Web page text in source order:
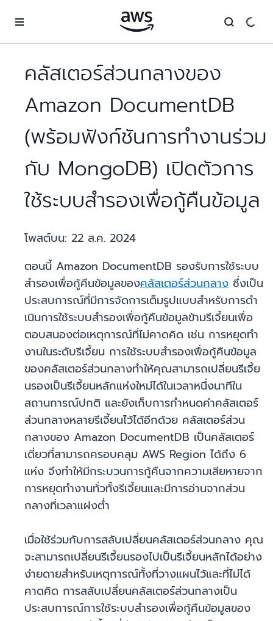
คลัสเตอร์ส่วนกลางของ
Amazon DocumentDB
(พร้อมฟังก์ชันการทำงานร่วม
กับ MongoDB) เปิดตัวการ
ใช้ระบบสำรองเพื่อกู้คืนข้อมูล
โพสต์บน: 22 ส.ค. 2024
ตอนนี้ Amazon DocumentDB รองรับการใช้ระบบ
สำรองเพื่อกู้คืนข้อมูลของคลัสเตอร์ส่วนกลาง ซึ่งเป็น
ประสบการณ์ที่มีการจัดการเต็มรูปแบบสําหรับการดํา
เนินการใช้ระบบสำรองเพื่อกู้คืนข้อมูลข้ามรีเจี้ยนเพื่อ
ตอบสนองต่อเหตุการณ์ที่ไม่คาดคิด เช่น การหยุดทํา
งานในระดับรีเจี้ยน การใช้ระบบสำรองเพื่อกู้คืนข้อมูล
ของคลัสเตอร์ส่วนกลางทำให้คุณสามารถเปลี่ยนรีเจี้ย
นรองเป็นรีเจี้ยนหลักแห่งใหม่ได้ในเวลาหนึ่งนาทีใน
สถานการณ์ปกติ และยังเก็บการกำหนดค่าคลัสเตอร์
ส่วนกลางหลายรีเจี้ยนไว้ได้อีกด้วย คลัสเตอร์ส่วน
กลางของ Amazon DocumentDB เป็นคลัสเตอร์
เดี่ยวที่สามารถครอบคลุม AWS Region ได้ถึง 6
แห่ง จึงทำให้มีกระบวนการกู้คืนจากความเสียหายจาก
การหยุดทำงานทั่วทั้งรีเจี้ยนและมีการอ่านจากส่วน
กลางที่เวลาแฝงต่ำ
เมื่อใช้ร่วมกับการสลับเปลี่ยนคลัสเตอร์ส่วนกลาง คุณ
จะสามารถเปลี่ยนรีเจี้ยนรองไปเป็นรีเจี้ยนหลักได้อย่าง
ง่ายดายสำหรับเหตุการณ์ทั้งที่วางแผนไว้และที่ไม่ได้
คาดคิด การสลับเปลี่ยนคลัสเตอร์ส่วนกลางเป็น
ประสบการณ์การใช้ระบบสำรองเพื่อกู้คืนข้อมูลของ